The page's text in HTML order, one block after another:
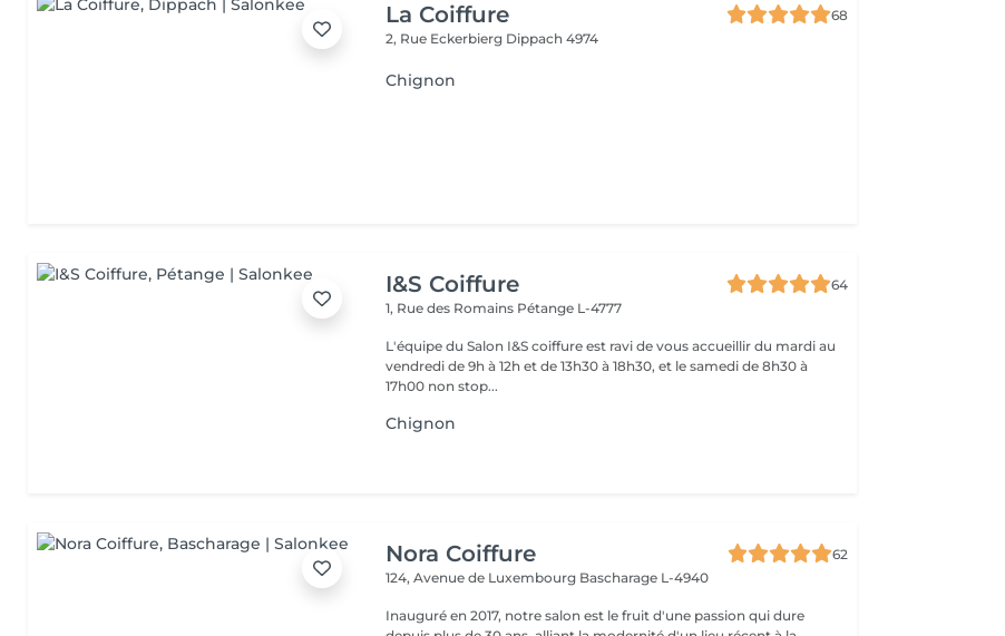
La Coiffure
68
2, Rue Eckerbierg Dippach 4974
Chignon
I&S Coiffure
64
1, Rue des Romains Pétange L-4777
L'équipe du Salon I&S coiffure est ravi de vous accueillir du mardi au
vendredi de 9h à 12h et de 13h30 à 18h30, et le samedi de 8h30 à
17h00 non stop...
Chignon
Nora Coiffure
62
124, Avenue de Luxembourg Bascharage L-4940
Inauguré en 2017, notre salon est le fruit d'une passion qui dure